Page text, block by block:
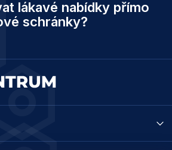
lákavé nabídky přímo
schránky?